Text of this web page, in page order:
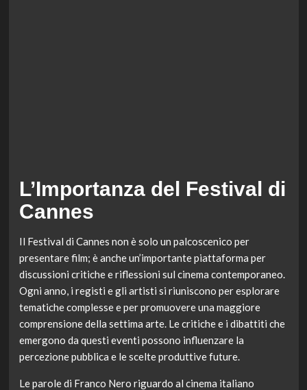
L’Importanza del Festival di
Cannes
Il Festival di Cannes non è solo un palcoscenico per
presentare film; è anche un’importante piattaforma per
discussioni critiche e riflessioni sul cinema contemporaneo.
Ogni anno, i registi e gli artisti si riuniscono per esplorare
tematiche complesse e per promuovere una maggiore
comprensione della settima arte. Le critiche e i dibattiti che
emergono da questi eventi possono influenzare la
percezione pubblica e le scelte produttive future.
Le parole di Franco Nero riguardo al cinema italiano